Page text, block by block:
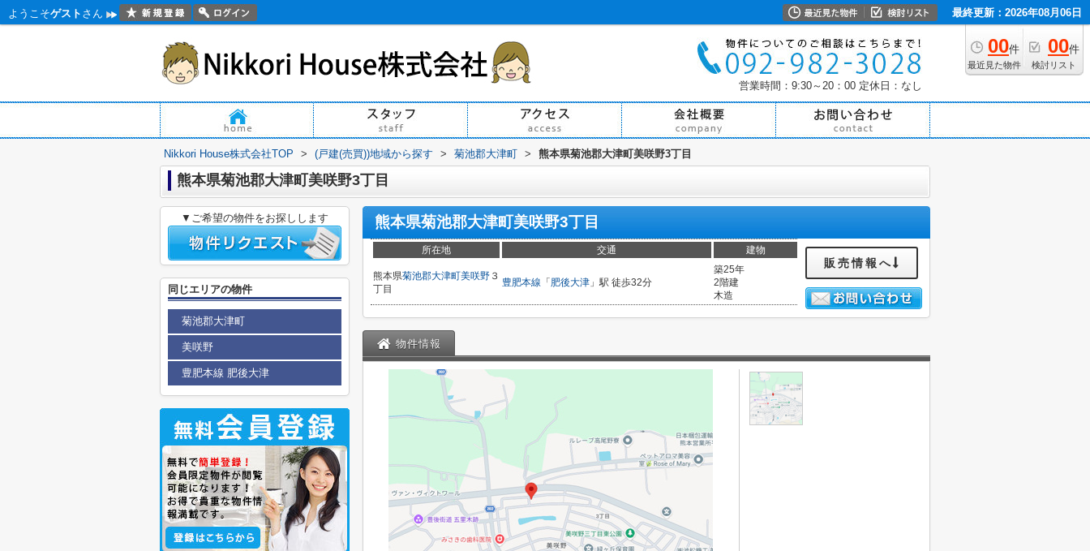
ようこそゲスト さん 最終更新：2026年08月06日
00件
最近見た物件
00件
検討リスト
営業時間：9:30～20：00 定休日：なし
Nikkori House株式会社TOP > (戸建(売買))地域から探す > 菊池郡大津町 > 熊本県菊池郡大津町美咲野3丁目
熊本県菊池郡大津町美咲野3丁目
熊本県菊池郡大津町美咲野3丁目
所在地 交通 建物
熊本県菊池郡大津町美咲野 ３
丁目
豊肥本線 「 肥後大津 」駅 徒歩32分
築25年
2階建
木造
販売情報へ
物件情報
▼ご希望の物件をお探しします
同じエリアの物件
菊池郡大津町
美咲野
豊肥本線 肥後大津